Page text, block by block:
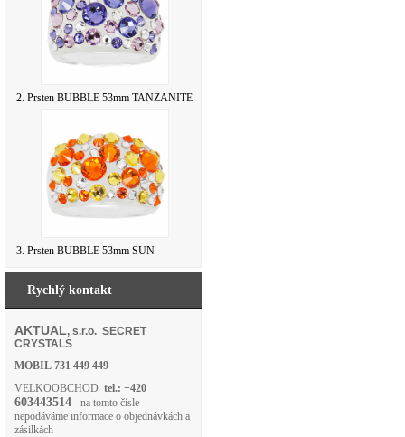
2. Prsten BUBBLE 53mm TANZANITE
3. Prsten BUBBLE 53mm SUN
Rychlý kontakt
AKTUAL, s.r.o. SECRET
CRYSTALS
MOBIL 731 449 449
VELKOOBCHOD tel.: +420
603443514 - na tomto čísle
nepodáváme informace o objednávkách a
zásilkách